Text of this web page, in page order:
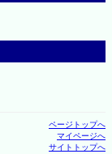
ページトップへ
マイページへ
サイトトップへ